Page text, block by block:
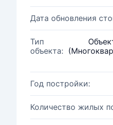
Дата обновления
Тип
объекта:
Год постройки:
Количество жилых